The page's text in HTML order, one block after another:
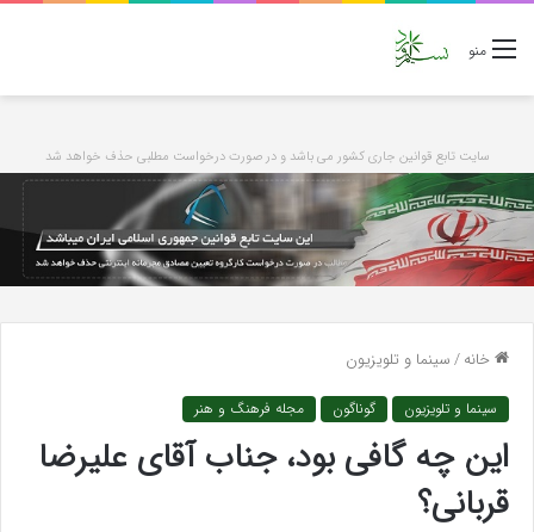
منو
سایت تابع قوانین جاری کشور می باشد و در صورت درخواست مطلبی حذف خواهد شد
خانه/سینما و تلویزیون
سینما و تلویزیون گوناگون مجله فرهنگ و هنر
این چه گافی بود، جناب آقای علیرضا
قربانی؟